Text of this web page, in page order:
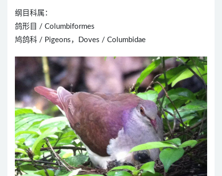
纲目科属：
鸽形目 / Columbiformes
鸠鸽科 / Pigeons，Doves / Columbidae